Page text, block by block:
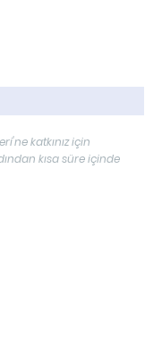
katkınız için
kısa süre içinde